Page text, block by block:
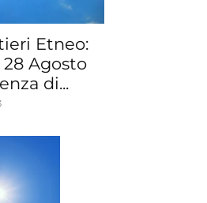
»
Weather
Etneo:
Agosto
di...